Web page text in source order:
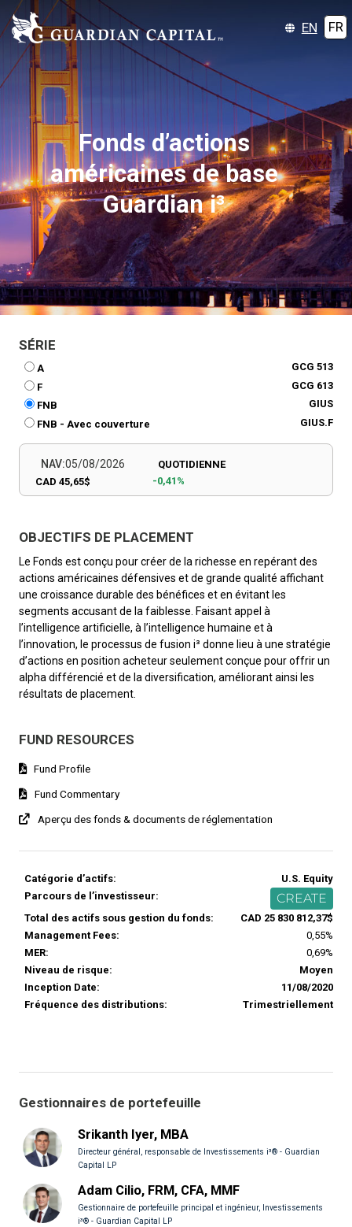
EN FR
Fonds d’actions
américaines de base
Guardian i³
SÉRIE
A
GCG 513
F
GCG 613
FNB
GIUS
FNB - Avec couverture
GIUS.F
NAV:05/08/2026
CAD 45,65$
QUOTIDIENNE
-0,41%
OBJECTIFS DE PLACEMENT
Le Fonds est conçu pour créer de la richesse en repérant des
actions américaines défensives et de grande qualité affichant
une croissance durable des bénéfices et en évitant les
segments accusant de la faiblesse. Faisant appel à
l’intelligence artificielle, à l’intelligence humaine et à
l’innovation, le processus de fusion i³ donne lieu à une stratégie
d’actions en position acheteur seulement conçue pour offrir un
alpha différencié et de la diversification, améliorant ainsi les
résultats de placement.
FUND RESOURCES
Fund Profile
Fund Commentary
Aperçu des fonds & documents de réglementation
Catégorie d’actifs:
U.S. Equity
Parcours de l’investisseur:
CREATE
Total des actifs sous gestion du fonds:
CAD 25 830 812,37$
Management Fees:
0,55%
MER:
0,69%
Niveau de risque:
Moyen
Inception Date:
11/08/2020
Fréquence des distributions:
Trimestriellement
Gestionnaires de portefeuille
Srikanth Iyer, MBA
Directeur général, responsable de Investissements i³® - Guardian
Capital LP
Adam Cilio, FRM, CFA, MMF
Gestionnaire de portefeuille principal et ingénieur, Investissements
i³® - Guardian Capital LP